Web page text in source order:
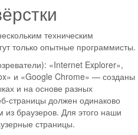
техническим
только опытные программисты.
«Internet Explorer»,
и «Google Chrome» — созданы
и на основе разных
страницы должен одинаково
браузеров. Для этого наши
страницы.